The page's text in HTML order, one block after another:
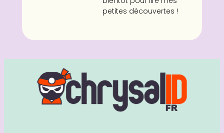
petites découvertes !